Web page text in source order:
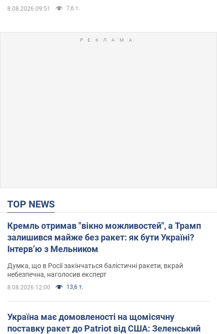
8.08.2026 09:51 7,6 т.
TOP NEWS
Кремль отримав "вікно можливостей", а Трамп
залишився майже без ракет: як бути Україні?
Інтерв’ю з Мельником
Думка, що в Росії закінчаться балістичні ракети, вкрай
небезпечна, наголосив експерт
8.08.2026 12:00 13,6 т.
Україна має домовленості на щомісячну
поставку ракет до Patriot від США: Зеленський